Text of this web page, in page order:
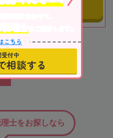
ールする
件を表示
士をお探しなら
資産に合わせて、
理士
をご紹介します。
こちら
付中
相談する